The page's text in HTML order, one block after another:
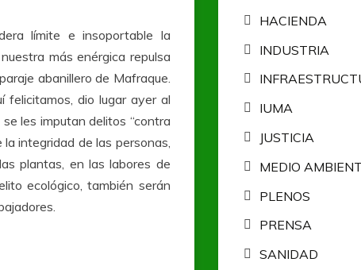
límite e insoportable la
más enérgica repulsa
abanillero de Mafraque.
felicitamos, dio lugar ayer al
les imputan delitos “contra
integridad de las personas,
plantas, en las labores de
ecológico, también serán
HACIENDA
INDUSTRIA
IUMA
JUSTICIA
MEDIO
PLENOS
PRENSA
SANIDAD